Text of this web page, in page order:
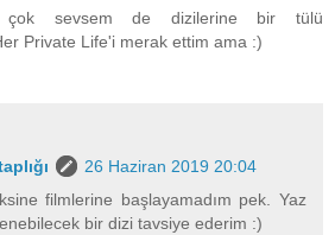
çok sevsem de dizilerine bir tülü
Private Life'i merak ettim ama :)
26 Haziran 2019 20:04
filmlerine başlayamadım pek. Yaz
bir dizi tavsiye ederim :)